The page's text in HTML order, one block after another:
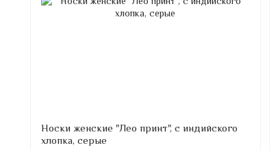
Носки женские "Лео принт", с индийского
хлопка, серые